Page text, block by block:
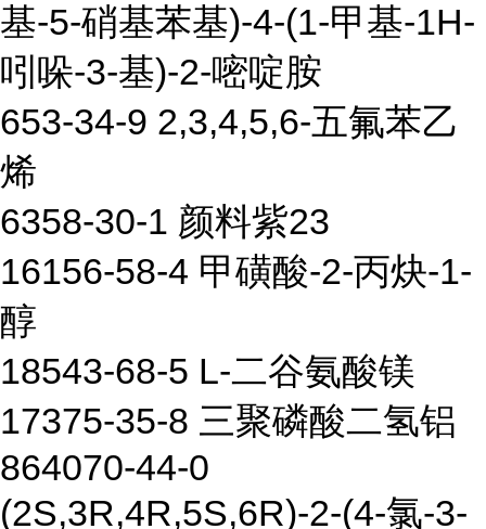
基-5-硝基苯基)-4-(1-甲基-1H-
吲哚-3-基)-2-嘧啶胺
653-34-9 2,3,4,5,6-五氟苯乙
烯
6358-30-1 颜料紫23
16156-58-4 甲磺酸-2-丙炔-1-
醇
18543-68-5 L-二谷氨酸镁
17375-35-8 三聚磷酸二氢铝
864070-44-0
(2S,3R,4R,5S,6R)-2-(4-氯-3-